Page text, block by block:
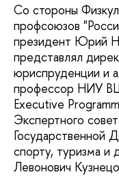
Со стороны
профсоюзов
президент Юрий
представлял
юриспруденции и
профессор НИУ
Executive
Экспертного
Государственной
спорту, туризма
Левонович